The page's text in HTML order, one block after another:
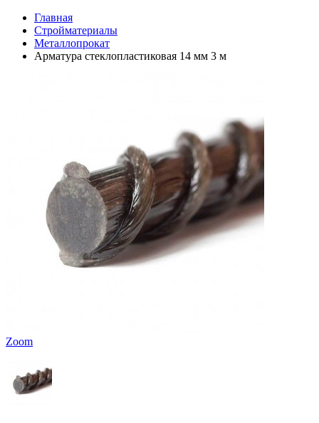
Главная
Стройматериалы
Металлопрокат
Арматура стеклопластиковая 14 мм 3 м
Zoom